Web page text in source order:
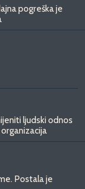
pogreška je
ljudski odnos
Postala je